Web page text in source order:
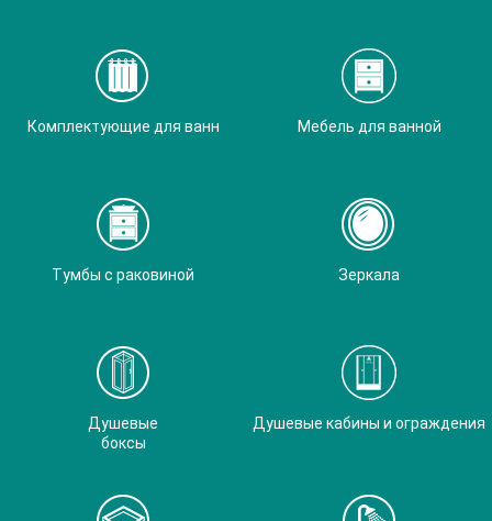
Комплектующие для ванн Мебель для ванной
Тумбы с раковиной Зеркала
Душевые
боксы
Душевые кабины и ограждения